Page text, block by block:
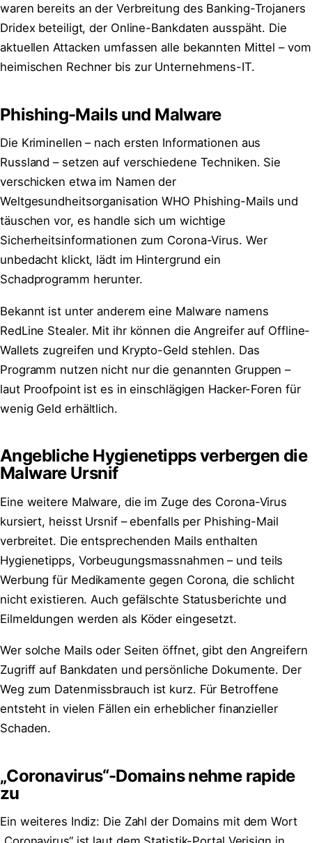
waren bereits an der Verbreitung des Banking-Trojaners
Dridex beteiligt, der Online-Bankdaten ausspäht. Die
aktuellen Attacken umfassen alle bekannten Mittel – vom
heimischen Rechner bis zur Unternehmens-IT.
Phishing-Mails und Malware
Die Kriminellen – nach ersten Informationen aus
Russland – setzen auf verschiedene Techniken. Sie
verschicken etwa im Namen der
Weltgesundheitsorganisation WHO Phishing-Mails und
täuschen vor, es handle sich um wichtige
Sicherheitsinformationen zum Corona-Virus. Wer
unbedacht klickt, lädt im Hintergrund ein
Schadprogramm herunter.
Bekannt ist unter anderem eine Malware namens
RedLine Stealer. Mit ihr können die Angreifer auf Offline-
Wallets zugreifen und Krypto-Geld stehlen. Das
Programm nutzen nicht nur die genannten Gruppen –
laut Proofpoint ist es in einschlägigen Hacker-Foren für
wenig Geld erhältlich.
Angebliche Hygienetipps verbergen die
Malware Ursnif
Eine weitere Malware, die im Zuge des Corona-Virus
kursiert, heisst Ursnif – ebenfalls per Phishing-Mail
verbreitet. Die entsprechenden Mails enthalten
Hygienetipps, Vorbeugungsmassnahmen – und teils
Werbung für Medikamente gegen Corona, die schlicht
nicht existieren. Auch gefälschte Statusberichte und
Eilmeldungen werden als Köder eingesetzt.
Wer solche Mails oder Seiten öffnet, gibt den Angreifern
Zugriff auf Bankdaten und persönliche Dokumente. Der
Weg zum Datenmissbrauch ist kurz. Für Betroffene
entsteht in vielen Fällen ein erheblicher finanzieller
Schaden.
„Coronavirus“-Domains nehme rapide
zu
Ein weiteres Indiz: Die Zahl der Domains mit dem Wort